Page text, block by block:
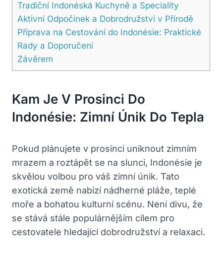
Tradiční Indonéská Kuchyně a Speciality
Aktivní Odpočinek a Dobrodružství v Přírodě
Příprava na Cestování do Indonésie: Praktické
Rady a Doporučení
Závěrem
Kam Je V Prosinci Do
Indonésie: Zimní Únik Do Tepla
Pokud plánujete v prosinci uniknout zimním
mrazem a roztápět se na slunci, Indonésie je
skvělou volbou pro váš zimní únik. Tato
exotická země nabízí nádherné pláže, teplé
moře a bohatou kulturní scénu. Není divu, že
se stává stále populárnějším cílem pro
cestovatele hledající dobrodružství a relaxaci.